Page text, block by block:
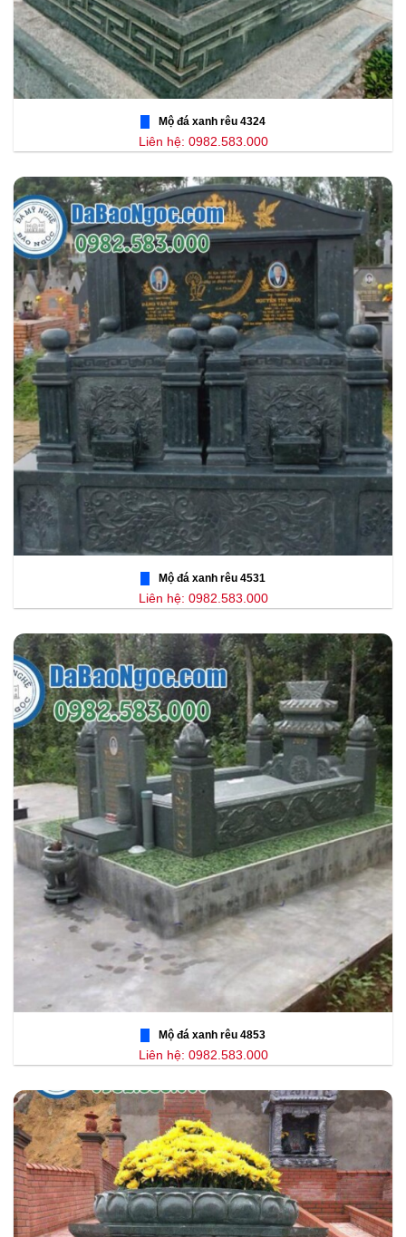
Mộ đá xanh rêu 4324
Liên hệ: 0982.583.000
Mộ đá xanh rêu 4531
Liên hệ: 0982.583.000
Mộ đá xanh rêu 4853
Liên hệ: 0982.583.000